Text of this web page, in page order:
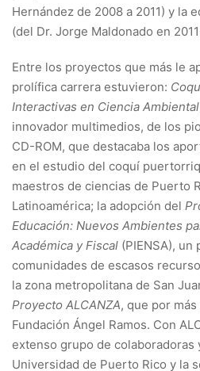
Hernández de 2008 a 2011) y la
(del Dr. Jorge Maldonado en
Entre los proyectos que más le
prolífica carrera estuvieron:
Interactivas en Ciencia Ambiental
innovador multimedios, de los
CD-ROM, que destacaba los
en el estudio del coquí
maestros de ciencias de Puerto
Latinoamérica; la adopción del
Educación: Nuevos Ambientes
Académica y Fiscal (PIENSA),
comunidades de escasos
la zona metropolitana de San
Proyecto ALCANZA, que por
Fundación Ángel Ramos. Con
extenso grupo de colaboradoras
Universidad de Puerto Rico y la